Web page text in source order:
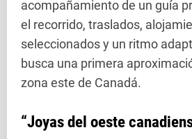
acompañamiento de un guía
el recorrido, traslados,
seleccionados y un ritmo
busca una primera
zona este de Canadá.
“Joyas del oeste